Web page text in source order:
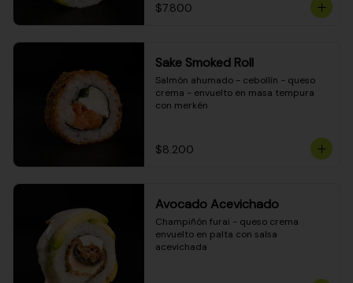
$7.800
Sake Smoked Roll
Salmón ahumado - cebollín - queso
crema - envuelto en masa tempura
con merkén
$8.200
Avocado Acevichado
Champiñón furai - queso crema
envuelto en palta con salsa
acevichada